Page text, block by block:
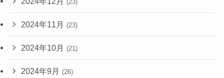
(23)
2024年11月 (23)
2024年10月 (21)
2024年9月 (26)